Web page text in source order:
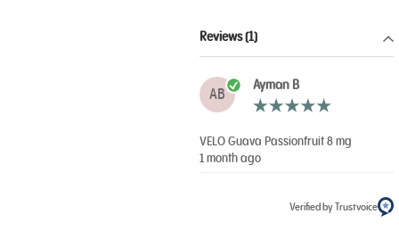
Reviews (1)
AB
Ayman B
VELO Guava Passionfruit 8 mg
1 month ago
Verified by Trustvoice